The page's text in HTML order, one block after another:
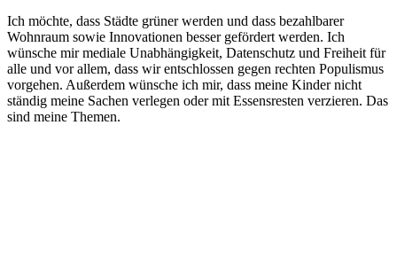
Ich möchte, dass Städte grüner werden und dass bezahlbarer
Wohnraum sowie Innovationen besser gefördert werden. Ich
wünsche mir mediale Unabhängigkeit, Datenschutz und Freiheit für
alle und vor allem, dass wir entschlossen gegen rechten Populismus
vorgehen. Außerdem wünsche ich mir, dass meine Kinder nicht
ständig meine Sachen verlegen oder mit Essensresten verzieren. Das
sind meine Themen.